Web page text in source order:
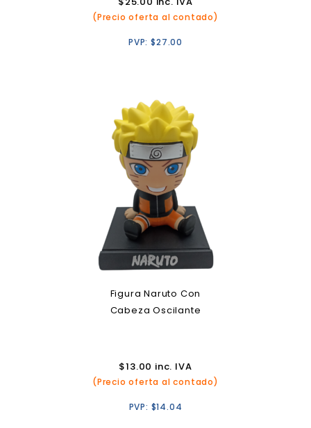
(Precio oferta al contado)
PVP:$27.00
Figura Naruto Con
Cabeza Oscilante
$13.00 inc. IVA
(Precio oferta al contado)
PVP: $14.04